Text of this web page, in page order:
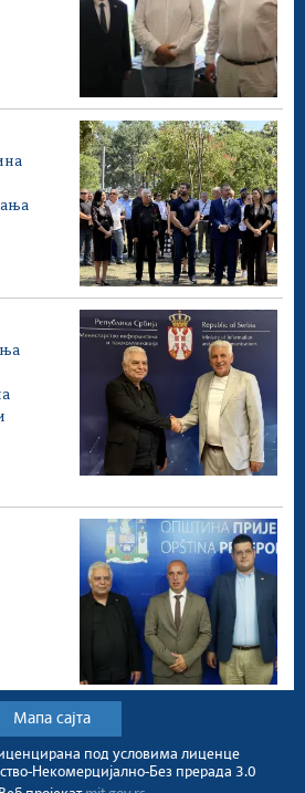
Мапа сајта
под условима лиценце
Некомерцијално-Без прерада 3.0